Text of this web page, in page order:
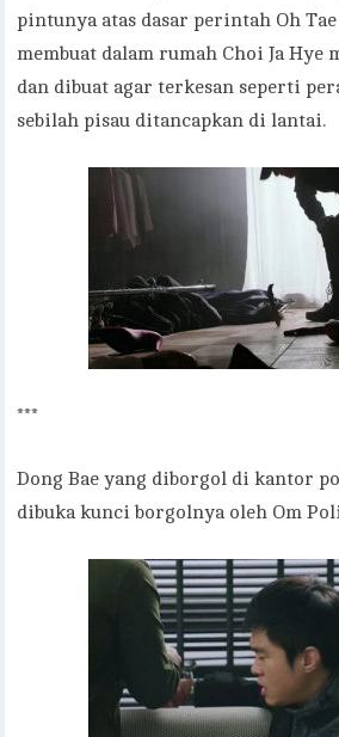
pintunya atas dasar perintah Oh
membuat dalam rumah Choi Ja Hye
dan dibuat agar terkesan seperti
sebilah pisau ditancapkan di lantai.
***
Dong Bae yang diborgol di kantor
dibuka kunci borgolnya oleh Om